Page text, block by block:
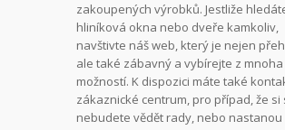
zakoupených výrobků. Jestliže
hliníková okna nebo dveře kamkoliv,
navštivte náš web, který je nejen
ale také zábavný a vybírejte z mnoha
možností. K dispozici máte také
zákaznické centrum, pro případ, že si
nebudete vědět rady, nebo nastanou